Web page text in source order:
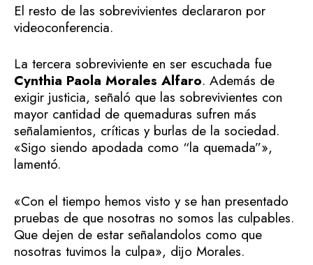
El resto de las sobrevivientes declararon por
videoconferencia.
La tercera sobreviviente en ser escuchada fue
Cynthia Paola Morales Alfaro. Además de
exigir justicia, señaló que las sobrevivientes con
mayor cantidad de quemaduras sufren más
señalamientos, críticas y burlas de la sociedad.
«Sigo siendo apodada como “la quemada”»,
lamentó.
«Con el tiempo hemos visto y se han presentado
pruebas de que nosotras no somos las culpables.
Que dejen de estar señalandolos como que
nosotras tuvimos la culpa», dijo Morales.